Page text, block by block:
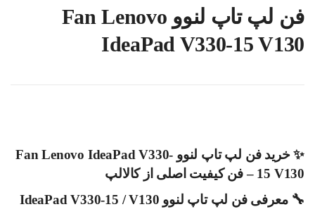
فن لپ تاپ لنوو Fan Lenovo
IdeaPad V330-15 V130
✨ خرید فن لپ تاپ لنوو Fan Lenovo IdeaPad V330-
15 V130 – فن کیفیت اصلی از کالالپ
🔧 معرفی فن لپ تاپ لنوو IdeaPad V330-15 / V130